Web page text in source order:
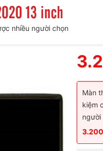
13 inch
nhiều người chọn
Màn
kiệm
người